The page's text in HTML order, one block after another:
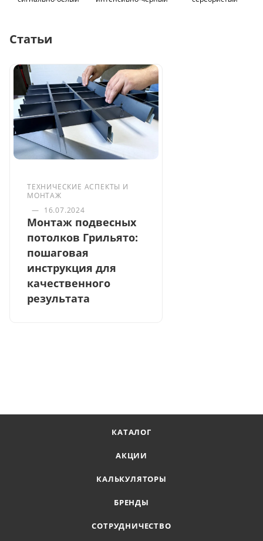
Статьи
ТЕХНИЧЕСКИЕ АСПЕКТЫ И
МОНТАЖ
— 16.07.2024
Монтаж подвесных
потолков Грильято:
пошаговая
инструкция для
качественного
результата
КАТАЛОГ
АКЦИИ
КАЛЬКУЛЯТОРЫ
БРЕНДЫ
СОТРУДНИЧЕСТВО